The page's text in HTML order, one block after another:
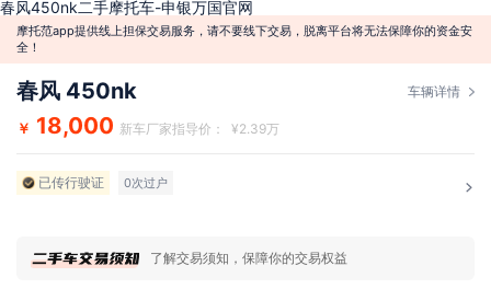
春风450nk二手摩托车-申银万国官网
摩托范app提供线上担保交易服务，请不要线下交易，脱离平台将无法保障你的资金安
全！
春风 450nk 车辆详情
￥ 18,000 新车厂家指导价： ¥2.39万
已传行驶证 0次过户
了解交易须知，保障你的交易权益